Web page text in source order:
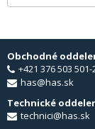
Obchodné
+421 376 503
has@has.sk
Technické
technici@has.sk